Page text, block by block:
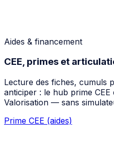
Aides & financement
CEE, primes et
Lecture des fiches, cumuls
anticiper : le hub prime
Valorisation — sans
Prime CEE (aides)